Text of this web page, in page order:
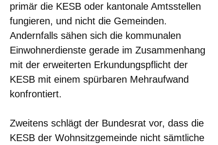
primär die KESB oder kantonale Amtsstellen
fungieren, und nicht die Gemeinden.
Andernfalls sähen sich die kommunalen
Einwohnerdienste gerade im Zusammenhang
mit der erweiterten Erkundungspflicht der
KESB mit einem spürbaren Mehraufwand
konfrontiert.
Zweitens schlägt der Bundesrat vor, dass die
KESB der Wohnsitzgemeinde nicht sämtliche